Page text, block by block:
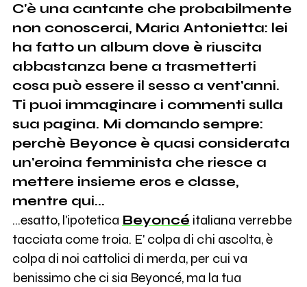
C'è una cantante che probabilmente
non conoscerai, Maria Antonietta: lei
ha fatto un album dove è riuscita
abbastanza bene a trasmetterti
cosa può essere il sesso a vent'anni.
Ti puoi immaginare i commenti sulla
sua pagina. Mi domando sempre:
perchè Beyonce è quasi considerata
un'eroina femminista che riesce a
mettere insieme eros e classe,
mentre qui...
...esatto, l'ipotetica Beyoncé italiana verrebbe
tacciata come troia. E' colpa di chi ascolta, è
colpa di noi cattolici di merda, per cui va
benissimo che ci sia Beyoncé, ma la tua